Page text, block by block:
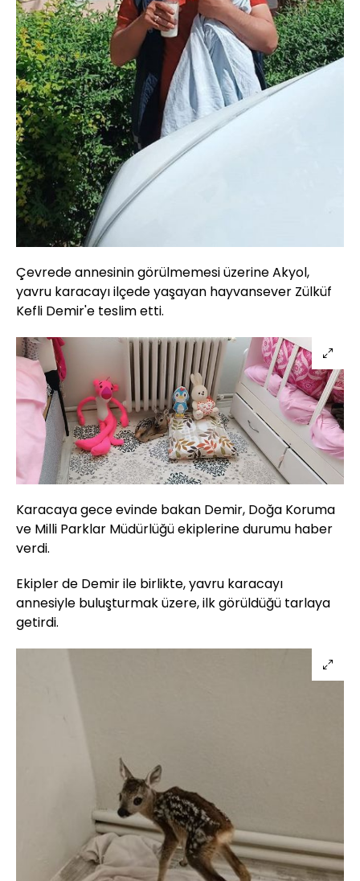
Çevrede annesinin görülmemesi üzerine Akyol,
yavru karacayı ilçede yaşayan hayvansever Zülküf
Kefli Demir'e teslim etti.
Karacaya gece evinde bakan Demir, Doğa Koruma
ve Milli Parklar Müdürlüğü ekiplerine durumu haber
verdi.
Ekipler de Demir ile birlikte, yavru karacayı
annesiyle buluşturmak üzere, ilk görüldüğü tarlaya
getirdi.